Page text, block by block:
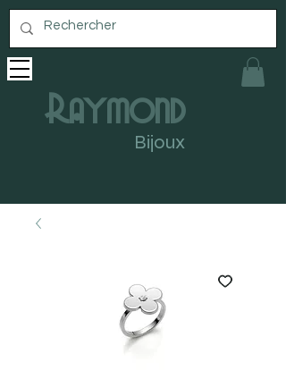
Raymond
Bijoux